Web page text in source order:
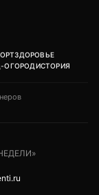
ЗДОРОВЬЕ
ОГОРОДИСТОРИЯ